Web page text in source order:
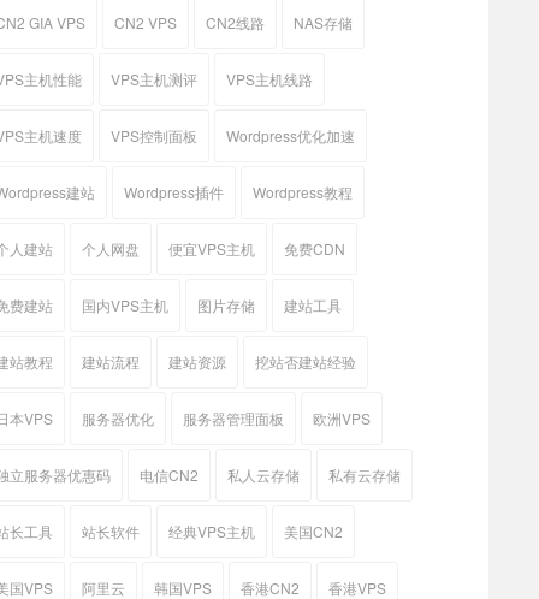
GIA VPS CN2 VPS CN2线路 NAS存储
主机性能 VPS主机测评 VPS主机线路
主机速度 VPS控制面板 Wordpress优化加速
建站 Wordpress插件 Wordpress教程
人建站 个人网盘 便宜VPS主机 免费CDN
费建站 国内VPS主机 图片存储 建站工具
站教程 建站流程 建站资源 挖站否建站经验
本VPS 服务器优化 服务器管理面板 欧洲VPS
立服务器优惠码 电信CN2 私人云存储 私有云存储
长工具 站长软件 经典VPS主机 美国CN2
国VPS 阿里云 韩国VPS 香港CN2 香港VPS